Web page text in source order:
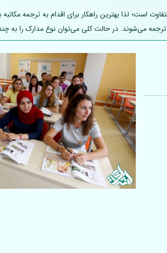
لذا بهترین راهکار برای اقدام به ترجمه مکاتبه
ترجمه می‌شوند. در حالت کلی می‌توان نوع مدارک را به